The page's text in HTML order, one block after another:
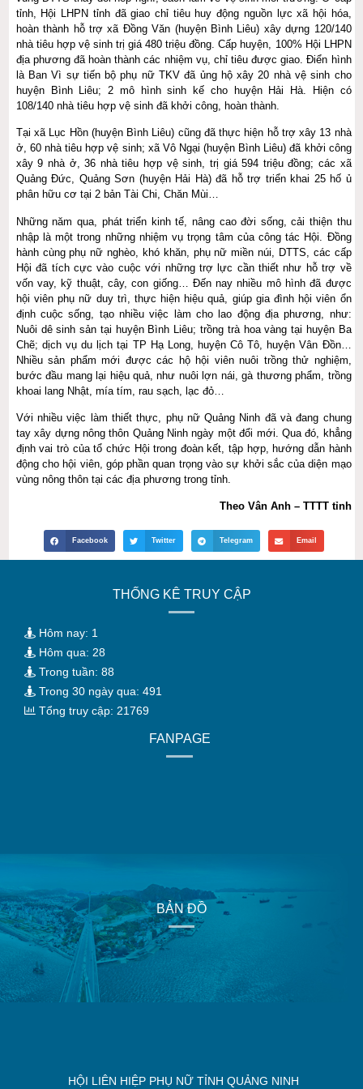
tỉnh, Hội LHPN tỉnh đã giao chỉ tiêu huy động nguồn lực xã hội hóa,
hoàn thành hỗ trợ xã Đồng Văn (huyện Bình Liêu) xây dựng 120/140
nhà tiêu hợp vệ sinh trị giá 480 triệu đồng. Cấp huyện, 100% Hội LHPN
địa phương đã hoàn thành các nhiệm vụ, chỉ tiêu được giao. Điển hình
là Ban Vì sự tiến bộ phụ nữ TKV đã ủng hộ xây 20 nhà vệ sinh cho
huyện Bình Liêu; 2 mô hình sinh kế cho huyện Hải Hà.
Hiện có
108/140 nhà tiêu hợp vệ sinh đã khởi công, hoàn thành.
Tại xã Lục Hồn (huyện Bình Liêu) cũng đã thực hiện hỗ trợ xây 13 nhà
ở, 60 nhà tiêu hợp vệ sinh; xã Vô Ngại (huyện Bình Liêu) đã khởi công
xây 9 nhà ở, 36 nhà tiêu hợp vệ sinh, trị giá 594 triệu đồng; các xã
Quảng Đức, Quảng Sơn (huyện Hải Hà) đã hỗ trợ triển khai 25 hố ủ
phân hữu cơ tại 2 bản Tài Chi, Chăn Mùi…
Những năm qua, phát triển kinh tế, nâng cao đời sống, cải thiện thu
nhập là một trong những nhiệm vụ trọng tâm của công tác Hội. Đồng
hành cùng phụ nữ nghèo, khó khăn, phụ nữ miền núi, DTTS, các cấp
Hội đã tích cực vào cuộc với những trợ lực cần thiết như hỗ trợ về
vốn vay, kỹ thuật, cây, con giống… Đến nay nhiều mô hình đã được
hội viên phụ nữ duy trì, thực hiện hiệu quả, giúp gia đình hội viên ổn
định cuộc sống, tạo nhiều việc làm cho lao động địa phương, như:
Nuôi dê sinh sản tại huyện Bình Liêu; trồng trà hoa vàng tại huyện Ba
Chẽ; dịch vụ du lịch tại TP Hạ Long, huyện Cô Tô, huyện Vân Đồn…
Nhiều sản phẩm mới được các hộ hội viên nuôi trồng thử nghiệm,
bước đầu mang lại hiệu quả, như nuôi lợn nái, gà thương phẩm, trồng
khoai lang Nhật, mía tím, rau sạch, lạc đỏ…
Với nhiều việc làm thiết thực, phụ nữ Quảng Ninh đã và đang chung
tay xây dựng nông thôn Quảng Ninh ngày một đổi mới. Qua đó, khẳng
định vai trò của tổ chức Hội trong đoàn kết, tập hợp, hướng dẫn hành
động cho hội viên, góp phần quan trọng vào sự khởi sắc của diện mạo
vùng nông thôn tại các địa phương trong tỉnh.
Theo Vân Anh – TTTT tỉnh
Facebook Twitter Telegram Email
THỐNG KÊ TRUY CẬP
Hôm nay: 1
Hôm qua: 28
Trong tuần: 88
Trong 30 ngày qua: 491
Tổng truy cập: 21769
FANPAGE
BẢN ĐỒ
HỘI LIÊN HIỆP PHỤ NỮ TỈNH QUẢNG NINH